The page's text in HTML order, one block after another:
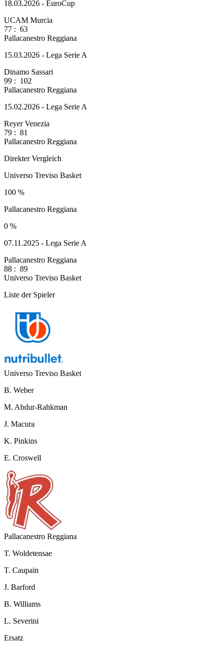
18.03.2026 - EuroCup
UCAM Murcia
77 : 63
Pallacanestro Reggiana
15.03.2026 - Lega Serie A
Dinamo Sassari
99 : 102
Pallacanestro Reggiana
15.02.2026 - Lega Serie A
Reyer Venezia
79 : 81
Pallacanestro Reggiana
Direkter Vergleich
Universo Treviso Basket
100 %
Pallacanestro Reggiana
0 %
07.11.2025 - Lega Serie A
Pallacanestro Reggiana
88 : 89
Universo Treviso Basket
Liste der Spieler
Universo Treviso Basket
B. Weber
M. Abdur-Rahkman
J. Macura
K. Pinkins
E. Croswell
Pallacanestro Reggiana
T. Woldetensae
T. Caupain
J. Barford
B. Williams
L. Severini
Ersatz